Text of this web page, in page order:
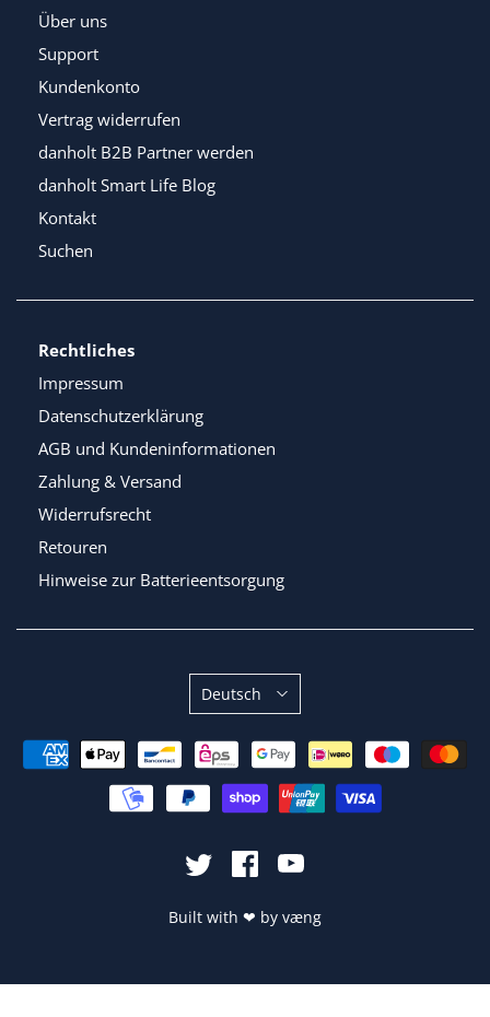
Über uns
Support
Kundenkonto
Vertrag widerrufen
danholt B2B Partner werden
danholt Smart Life Blog
Kontakt
Suchen
Rechtliches
Impressum
Datenschutzerklärung
AGB und Kundeninformationen
Zahlung & Versand
Widerrufsrecht
Retouren
Hinweise zur Batterieentsorgung
Built with ❤ by væng
Sprache
Deutsch